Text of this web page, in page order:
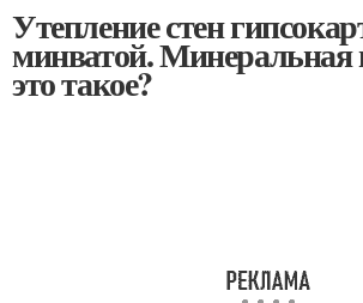
Утепление стен
минватой. Минеральная
это такое?